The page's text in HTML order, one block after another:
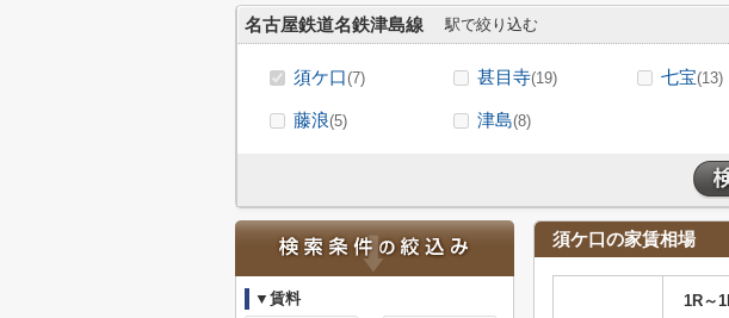
名古屋鉄道名鉄津島線 駅で絞り込む
須ケ口(7) 甚目寺(19) 七宝(13)
藤浪(5) 津島(8)
須ケ口の家賃相場
1R～
▼賃料